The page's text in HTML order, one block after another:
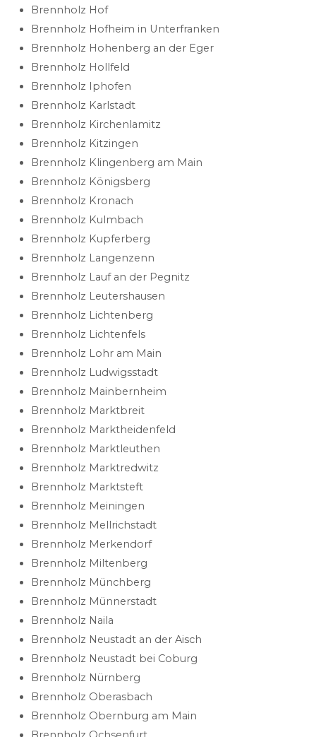
Brennholz Hof
Brennholz Hofheim in Unterfranken
Brennholz Hohenberg an der Eger
Brennholz Hollfeld
Brennholz Iphofen
Brennholz Karlstadt
Brennholz Kirchenlamitz
Brennholz Kitzingen
Brennholz Klingenberg am Main
Brennholz Königsberg
Brennholz Kronach
Brennholz Kulmbach
Brennholz Kupferberg
Brennholz Langenzenn
Brennholz Lauf an der Pegnitz
Brennholz Leutershausen
Brennholz Lichtenberg
Brennholz Lichtenfels
Brennholz Lohr am Main
Brennholz Ludwigsstadt
Brennholz Mainbernheim
Brennholz Marktbreit
Brennholz Marktheidenfeld
Brennholz Marktleuthen
Brennholz Marktredwitz
Brennholz Marktsteft
Brennholz Meiningen
Brennholz Mellrichstadt
Brennholz Merkendorf
Brennholz Miltenberg
Brennholz Münchberg
Brennholz Münnerstadt
Brennholz Naila
Brennholz Neustadt an der Aisch
Brennholz Neustadt bei Coburg
Brennholz Nürnberg
Brennholz Oberasbach
Brennholz Obernburg am Main